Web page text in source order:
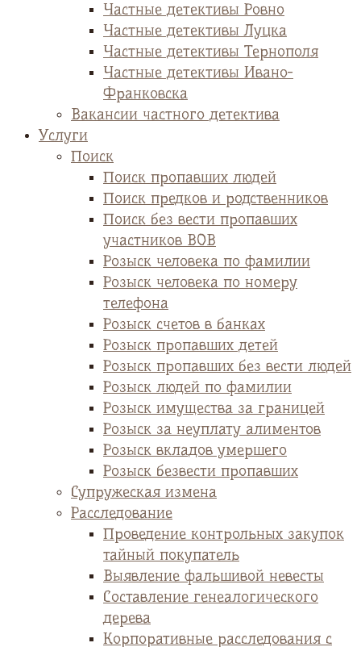
Частные детективы Ровно
Частные детективы Луцка
Частные детективы Тернополя
Частные детективы Ивано-
Франковска
Вакансии частного детектива
Услуги
Поиск
Поиск пропавших людей
Поиск предков и родственников
Поиск без вести пропавших
участников ВОВ
Розыск человека по фамилии
Розыск человека по номеру
телефона
Розыск счетов в банках
Розыск пропавших детей
Розыск пропавших без вести людей
Розыск людей по фамилии
Розыск имущества за границей
Розыск за неуплату алиментов
Розыск вкладов умершего
Розыск безвести пропавших
Супружеская измена
Расследование
Проведение контрольных закупок
тайный покупатель
Выявление фальшивой невесты
Cоставление генеалогического
дерева
Корпоративные расследования с